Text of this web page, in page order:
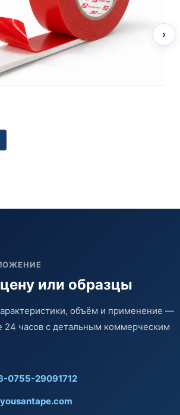
›
или образцы
объём и применение —
24 часов с детальным коммерческим
0755-29091712